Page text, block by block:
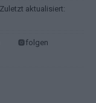
Zuletzt aktualisiert:
folgen